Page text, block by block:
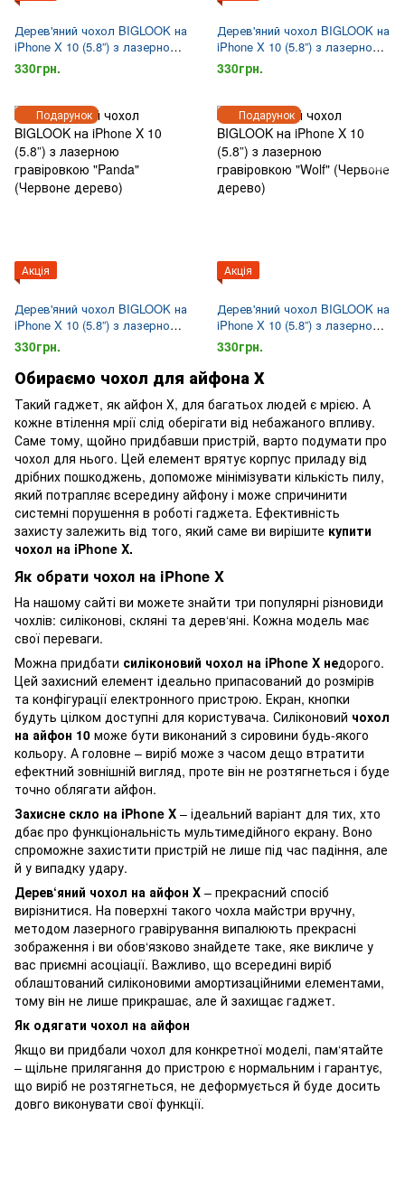
Дерев'яний чохол BIGLOOK на
iPhone X 10 (5.8”) з лазерною
гравіровкою "Wolf" (Бамбук)
330грн.
Дерев'яний чохол BIGLOOK на
iPhone X 10 (5.8”) з лазерною
гравіровкою "Сова" (Клен)
330грн.
Подарунок
Акція
Дерев'яний чохол BIGLOOK на
iPhone X 10 (5.8”) з лазерною
гравіровкою "Panda"
(Червоне дерево)
330грн.
Подарунок
Акція
Дерев'яний чохол BIGLOOK на
iPhone X 10 (5.8”) з лазерною
гравіровкою "Wolf" (Червоне
дерево)
330грн.
Обираємо чохол для айфона Х
Такий гаджет, як айфон Х, для багатьох людей є мрією. А
кожне втілення мрії слід оберігати від небажаного впливу.
Саме тому, щойно придбавши пристрій, варто подумати про
чохол для нього. Цей елемент врятує корпус приладу від
дрібних пошкоджень, допоможе мінімізувати кількість пилу,
який потрапляє всередину айфону і може спричинити
системні порушення в роботі гаджета. Ефективність
захисту залежить від того, який саме ви вирішите купити
чохол на iPhone X.
Як обрати чохол на iPhone X
На нашому сайті ви можете знайти три популярні різновиди
чохлів: силіконові, скляні та дерев‘яні. Кожна модель має
свої переваги.
Можна придбати силіконовий чохол на iPhone X недорого.
Цей захисний елемент ідеально припасований до розмірів
та конфігурації електронного пристрою. Екран, кнопки
будуть цілком доступні для користувача. Силіконовий чохол
на айфон 10 може бути виконаний з сировини будь-якого
кольору. А головне – виріб може з часом дещо втратити
ефектний зовнішній вигляд, проте він не розтягнеться і буде
точно облягати айфон.
Захисне скло на iPhone X – ідеальний варіант для тих, хто
дбає про функціональність мультимедійного екрану. Воно
спроможне захистити пристрій не лише під час падіння, але
й у випадку удару.
Дерев‘яний чохол на айфон Х – прекрасний спосіб
вирізнитися. На поверхні такого чохла майстри вручну,
методом лазерного гравірування випалюють прекрасні
зображення і ви обов‘язково знайдете таке, яке викличе у
вас приємні асоціації. Важливо, що всередині виріб
облаштований силіконовими амортизаційними елементами,
тому він не лише прикрашає, але й захищає гаджет.
Як одягати чохол на айфон
Якщо ви придбали чохол для конкретної моделі, пам‘ятайте
– щільне прилягання до пристрою є нормальним і гарантує,
що виріб не розтягнеться, не деформується й буде досить
довго виконувати свої функції.